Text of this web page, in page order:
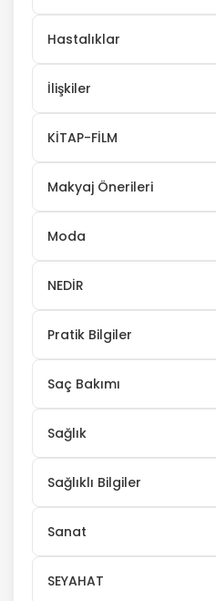
Hastalıklar
İlişkiler
KİTAP-FİLM
Makyaj Önerileri
Moda
NEDİR
Pratik Bilgiler
Saç Bakımı
Sağlık
Sağlıklı Bilgiler
Sanat
SEYAHAT